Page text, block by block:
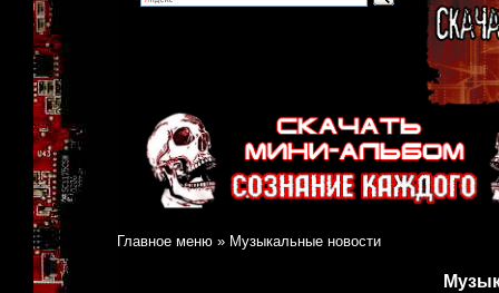
Главное меню » Музыкальные новости